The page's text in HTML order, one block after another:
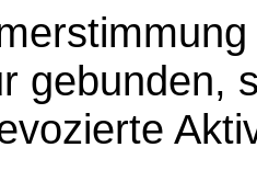
gebunden,